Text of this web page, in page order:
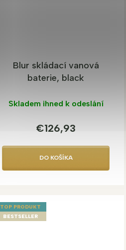
Blur skládací vanová
baterie, black
Skladem ihned k odeslání
€126,93
DO KOŠÍKA
TOP PRODUKT
BESTSELLER